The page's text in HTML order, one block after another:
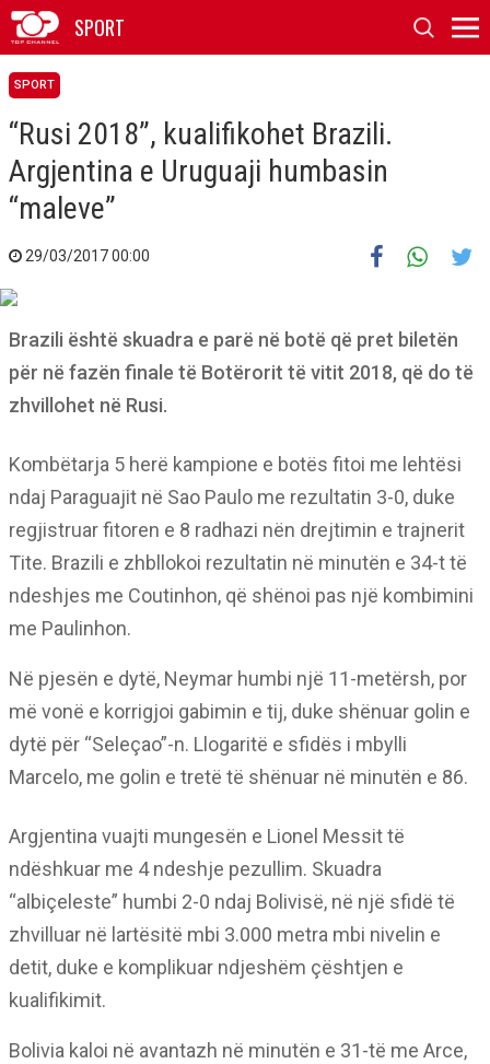
SPORT
SPORT
“Rusi 2018”, kualifikohet Brazili.
Argjentina e Uruguaji humbasin
“maleve”
29/03/2017 00:00
Brazili është skuadra e parë në botë që pret biletën
për në fazën finale të Botërorit të vitit 2018, që do të
zhvillohet në Rusi.
Kombëtarja 5 herë kampione e botës fitoi me lehtësi
ndaj Paraguajit në Sao Paulo me rezultatin 3-0, duke
regjistruar fitoren e 8 radhazi nën drejtimin e trajnerit
Tite. Brazili e zhbllokoi rezultatin në minutën e 34-t të
ndeshjes me Coutinhon, që shënoi pas një kombimini
me Paulinhon.
Në pjesën e dytë, Neymar humbi një 11-metërsh, por
më vonë e korrigjoi gabimin e tij, duke shënuar golin e
dytë për “Seleçao”-n. Llogaritë e sfidës i mbylli
Marcelo, me golin e tretë të shënuar në minutën e 86.
Argjentina vuajti mungesën e Lionel Messit të
ndëshkuar me 4 ndeshje pezullim. Skuadra
“albiçeleste” humbi 2-0 ndaj Bolivisë, në një sfidë të
zhvilluar në lartësitë mbi 3.000 metra mbi nivelin e
detit, duke e komplikuar ndjeshëm çështjen e
kualifikimit.
Bolivia kaloi në avantazh në minutën e 31-të me Arce,